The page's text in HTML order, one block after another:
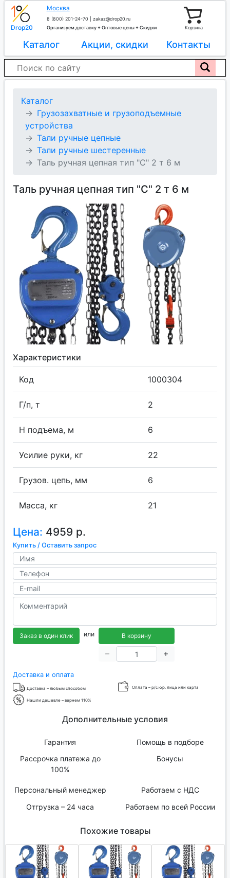
Drop20
Москва
8 (800) 201-24-70
zakaz@drop20.ru
Организуем доставку + Оптовые цены + Скидки
Корзина
Каталог Акции, скидки Контакты
Каталог
Грузозахватные и грузоподъемные
устройства
Тали ручные цепные
Тали ручные шестеренные
Таль ручная цепная тип "C" 2 т 6 м
Таль ручная цепная тип "C" 2 т 6 м
Характеристики
Код 1000304
Г/п, т 2
H подъема, м 6
Усилие руки, кг 22
Грузов. цепь, мм 6
Масса, кг 21
Цена: 4959 р.
Купить / Оставить запрос
Заказ в один клик или В корзину
Доставка и оплата
Доставка – любым способом Оплата – р/с юр. лица или карта
Нашли дешевле – вернем 110%
Дополнительные условия
Гарантия
Помощь в подборе
Рассрочка платежа до
100%
Бонусы
Персональный менеджер
Работаем с НДС
Отгрузка – 24 часа
Работаем по всей России
Похожие товары